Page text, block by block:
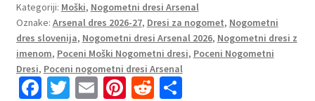
Kratek
Rokav
količina
Kategoriji: Moški, Nogometni dresi Arsenal
Oznake: Arsenal dres 2026-27, Dresi za nogomet, Nogometni
dres slovenija, Nogometni dresi Arsenal 2026, Nogometni dresi z
imenom, Poceni Moški Nogometni dresi, Poceni Nogometni
Dresi, Poceni nogometni dresi Arsenal
Fa T E Pi R S